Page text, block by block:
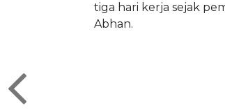
tiga hari kerja sejak
Abhan.